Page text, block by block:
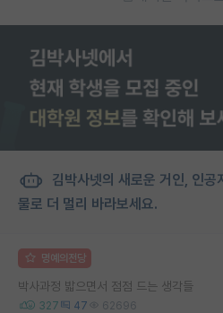
김박사넷의 새로운 거인, 인
물로 더 멀리 바라보세요.
명예의전당
박사과정 밟으면서 점점 드는 생각들
327 47 62696